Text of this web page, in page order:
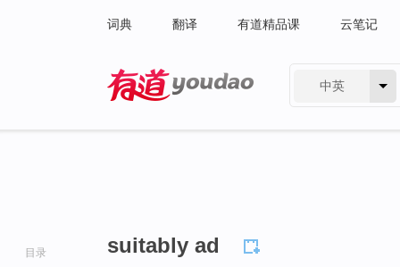
词典 翻译 有道精品课 云笔记
中英
目录 suitably ad